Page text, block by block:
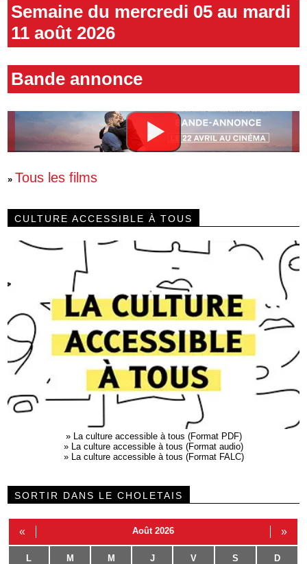
Semaine du mercredi 05 au mardi
11 août 2026
Bande annonce
» Tous les films
CULTURE ACCESSIBLE À TOUS
» La culture accessible à tous (Format PDF)
» La culture accessible à tous (Format audio)
» La culture accessible à tous (Format FALC)
SORTIR DANS LE CHOLETAIS
« Août 2026 »
L M M J V S D